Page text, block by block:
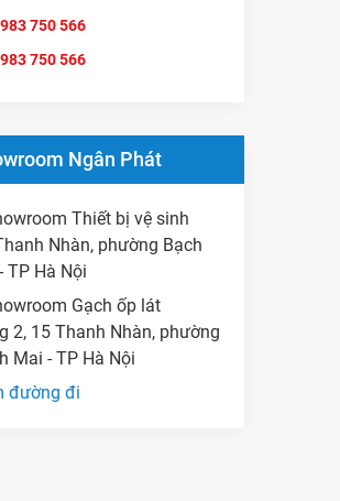
750 566
750 566
Ngân Phát
Thiết bị vệ sinh
Nhàn, phường Bạch
TP Hà Nội
Gạch ốp lát
2, 15 Thanh Nhàn, phường
Mai - TP Hà Nội
đường đi